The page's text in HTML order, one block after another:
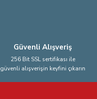
Güvenli Alışveriş
256 Bit SSL sertifikası ile
güvenli alışverişin keyfini çıkarın